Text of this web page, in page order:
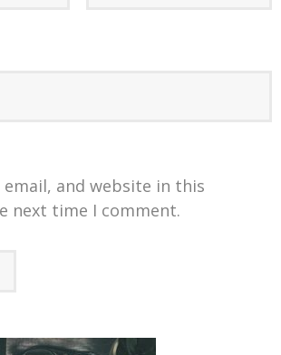
email, and website in this
next time I comment.